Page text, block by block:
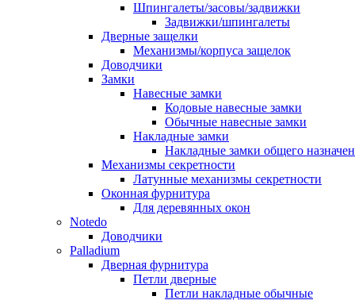
Шпингалеты/засовы/задвижки
Задвижки/шпингалеты
Дверные защелки
Механизмы/корпуса защелок
Доводчики
Замки
Навесные замки
Кодовые навесные замки
Обычные навесные замки
Накладные замки
Накладные замки общего
Механизмы секретности
Латунные механизмы секретности
Оконная фурнитура
Для деревянных окон
Notedo
Доводчики
Palladium
Дверная фурнитура
Петли дверные
Петли накладные обычные